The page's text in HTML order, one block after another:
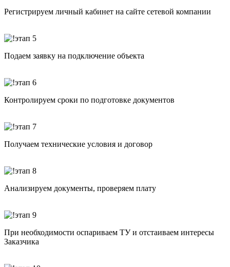
Регистрируем личный кабинет на сайте сетевой компании
Подаем заявку на подключение объекта
Контролируем сроки по подготовке документов
Получаем технические условия и договор
Анализируем документы, проверяем плату
При необходимости оспариваем ТУ и отстаиваем интересы
Заказчика